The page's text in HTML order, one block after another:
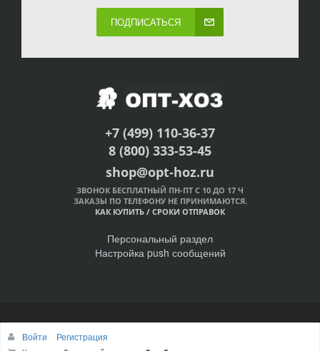
ПОДПИСАТЬСЯ
+7 (499) 110-36-37
8 (800) 333-53-45
shop@opt-hoz.ru
ЗВОНОК БЕСПЛАТНЫЙ ПН-ПТ С 10 ДО 17 Ч
ЗАКАЗЫ ПО ТЕЛЕФОНУ НЕ ПРИНИМАЮТСЯ.
КАК КУПИТЬ / СРОКИ ОТПРАВОК
Персональный раздел
Настройка push сообщений
© Интернет-магазин ОПТ-ХОЗ, 2011-2026
Войти
Регистрация